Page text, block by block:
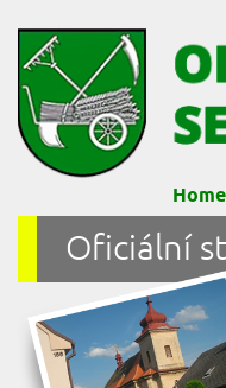
Oficiální
Home